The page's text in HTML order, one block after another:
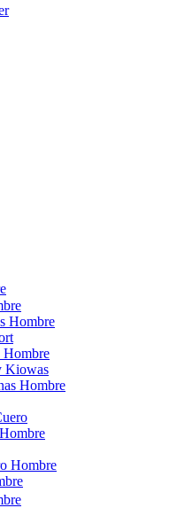
Hombre
Hombre
Kiowas
Hombre
Hombre